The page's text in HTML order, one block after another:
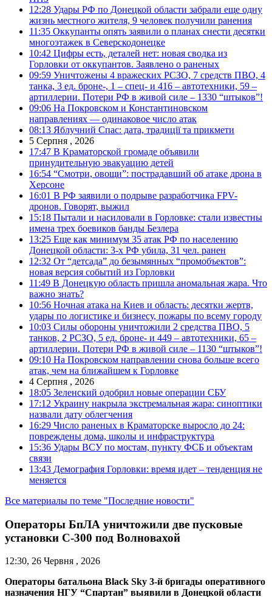
12:28 Удары РФ по Донецкой области забрали еще одну
жизнь местного жителя, 9 человек получили ранения
11:35 Оккупанты опять заявили о планах снести десятки
многоэтажек в Северскодонецке
10:42 Цифры есть, деталей нет: новая сводка из
Горловки от оккупантов. Заявлено о раненых
09:59 Уничтожены 4 вражеских РСЗО, 7 средств ПВО, 4
танка, 3 ед. броне-, 1 – спец- и 416 – автотехники, 59 –
артиллерии. Потери РФ в живой силе – 1330 “штыков”!
09:06 На Покровском и Константиновском
направлениях — одинаковое число атак
08:13 Яблучний Спас: дата, традиції та прикмети
5 Серпня , 2026
17:47 В Краматорской громаде объявили
принудительную эвакуацию детей
16:54 “Смотри, овощи”: пострадавший об атаке дрона в
Херсоне
16:01 В РФ заявили о подрыве разработчика FPV-
дронов. Говорят, выжил
15:18 Пытали и насиловали в Горловке: стали известны
имена трех боевиков банды Безлера
13:25 Еще как минимум 35 атак РФ по населению
Донецкой области: 3-х РФ убила, 31 чел. ранен
12:32 От “детсада” до безымянных “промобъектов”:
новая версия событий из Горловки
11:49 В Донецкую область пришла аномальная жара. Что
важно знать?
10:56 Ночная атака на Киев и область: десятки жертв,
удары по логистике и бизнесу, пожары по всему городу
10:03 Силы обороны уничтожили 2 средства ПВО, 5
танков, 2 РСЗО, 5 ед. броне- и 449 – автотехники, 65 –
артиллерии. Потери РФ в живой силе – 1130 “штыков”!
09:10 На Покровском направлении снова больше всего
атак, чем на ближайшем к Горловке
4 Серпня , 2026
18:05 Зеленский одобрил новые операции СБУ
17:12 Украину накрыла экстремальная жара: синоптики
назвали дату облегчения
16:29 Число раненых в Краматорске выросло до 24:
повреждены дома, школы и инфраструктура
15:36 Удары ВСУ по мостам, пункту ФСБ и объектам
связи
13:43 Демография Горловки: время идет – тенденция не
меняется
Все материалы по теме "Последние новости"
Операторы БпЛА уничтожили две пусковые
установки С-300 под Волновахой
12:30, 26 Червня , 2026
Операторы батальона Black Sky 3-й бригады оперативного
назначения НГУ “Спартан” выявили в Донецкой области